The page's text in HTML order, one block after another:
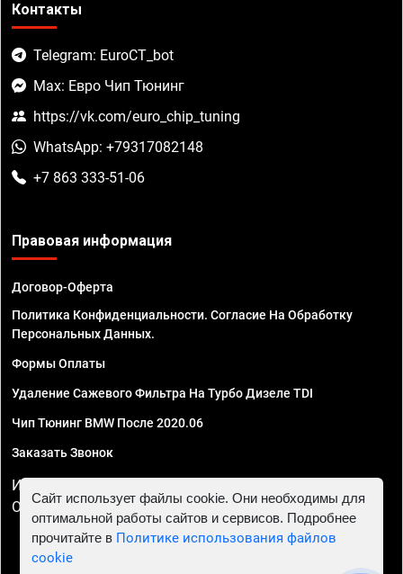
Контакты
Telegram: EuroCT_bot
Max: Евро Чип Тюнинг
https://vk.com/euro_chip_tuning
WhatsApp: +79317082148
+7 863 333-51-06
Правовая информация
Договор-Оферта
Политика Конфиденциальности. Согласие На Обработку
Персональных Данных.
Формы Оплаты
Удаление Сажевого Фильтра На Турбо Дизеле TDI
Чип Тюнинг BMW После 2020.06
Заказать Звонок
ИП Смирнов Георгий Павлович. ИНН 781302555843,
ОГРНИП 324470400032610
Сайт использует файлы cookie. Они необходимы для
оптимальной работы сайтов и сервисов. Подробнее
прочитайте в Политике использования файлов
cookie